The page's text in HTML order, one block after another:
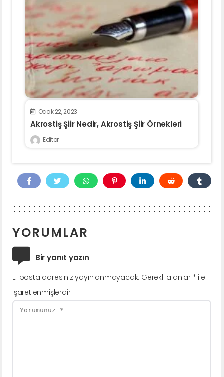
Ocak 22, 2023
Akrostiş Şiir Nedir, Akrostiş Şiir Örnekleri
Editor
YORUMLAR
Bir yanıt yazın
E-posta adresiniz yayınlanmayacak. Gerekli alanlar * ile
işaretlenmişlerdir